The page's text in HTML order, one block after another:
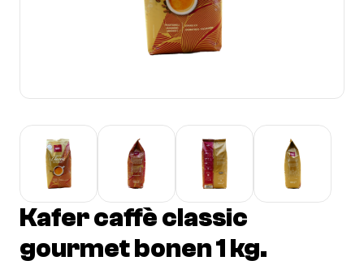
Kafer caffè classic
gourmet bonen 1 kg.